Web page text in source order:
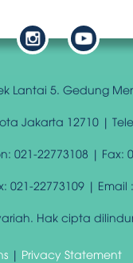
Lantai 5. Gedung
Jakarta 12710 |
021-22773108 | Fax:
021-22773109 |
Hak cipta
| Privacy Statement